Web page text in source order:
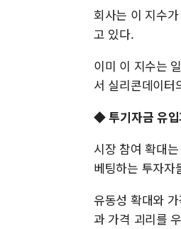
회사는 이 지수
고 있다.
이미 이 지수는
서 실리콘데이터
◆ 투기자금 유입
시장 참여 확대
베팅하는 투자자
유동성 확대와
과 가격 괴리를